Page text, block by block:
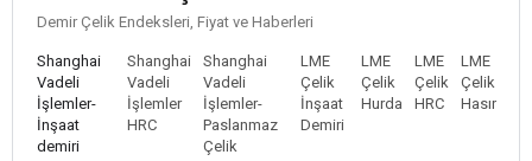
Demir Çelik Endeksleri, Fiyat ve Haberleri
Shanghai
Vadeli
İşlemler-
İnşaat
demiri
Shanghai
Vadeli
İşlemler
HRC
Shanghai
Vadeli
İşlemler-
Paslanmaz
Çelik
LME
Çelik
İnşaat
Demiri
LME
Çelik
Hurda
LME
Çelik
HRC
LME
Çelik
Hasır